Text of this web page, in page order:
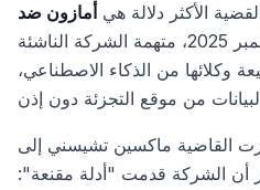
الأكثر دلالة هي
قدمت أمازون دعوى في نوفمبر 2025، متهمة الشركة الناشئة
وكلائها من الذكاء الاصطناعي،
2026، انحازت القاضية ماكسين تشيسني إلى
أن الشركة قدمت "أدلة مقنعة":